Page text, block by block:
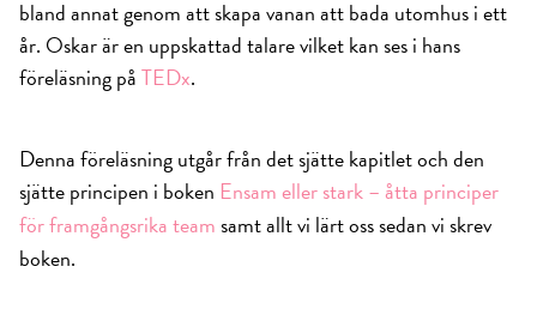
bland annat genom att skapa vanan att bada utomhus i ett
år. Oskar är en uppskattad talare vilket kan ses i hans
föreläsning påTEDx.
Denna föreläsning utgår från det sjätte kapitlet och den
sjätte principen i boken Ensam eller stark – åtta principer
för framgångsrika teamsamt allt vi lärt oss sedan vi skrev
boken.